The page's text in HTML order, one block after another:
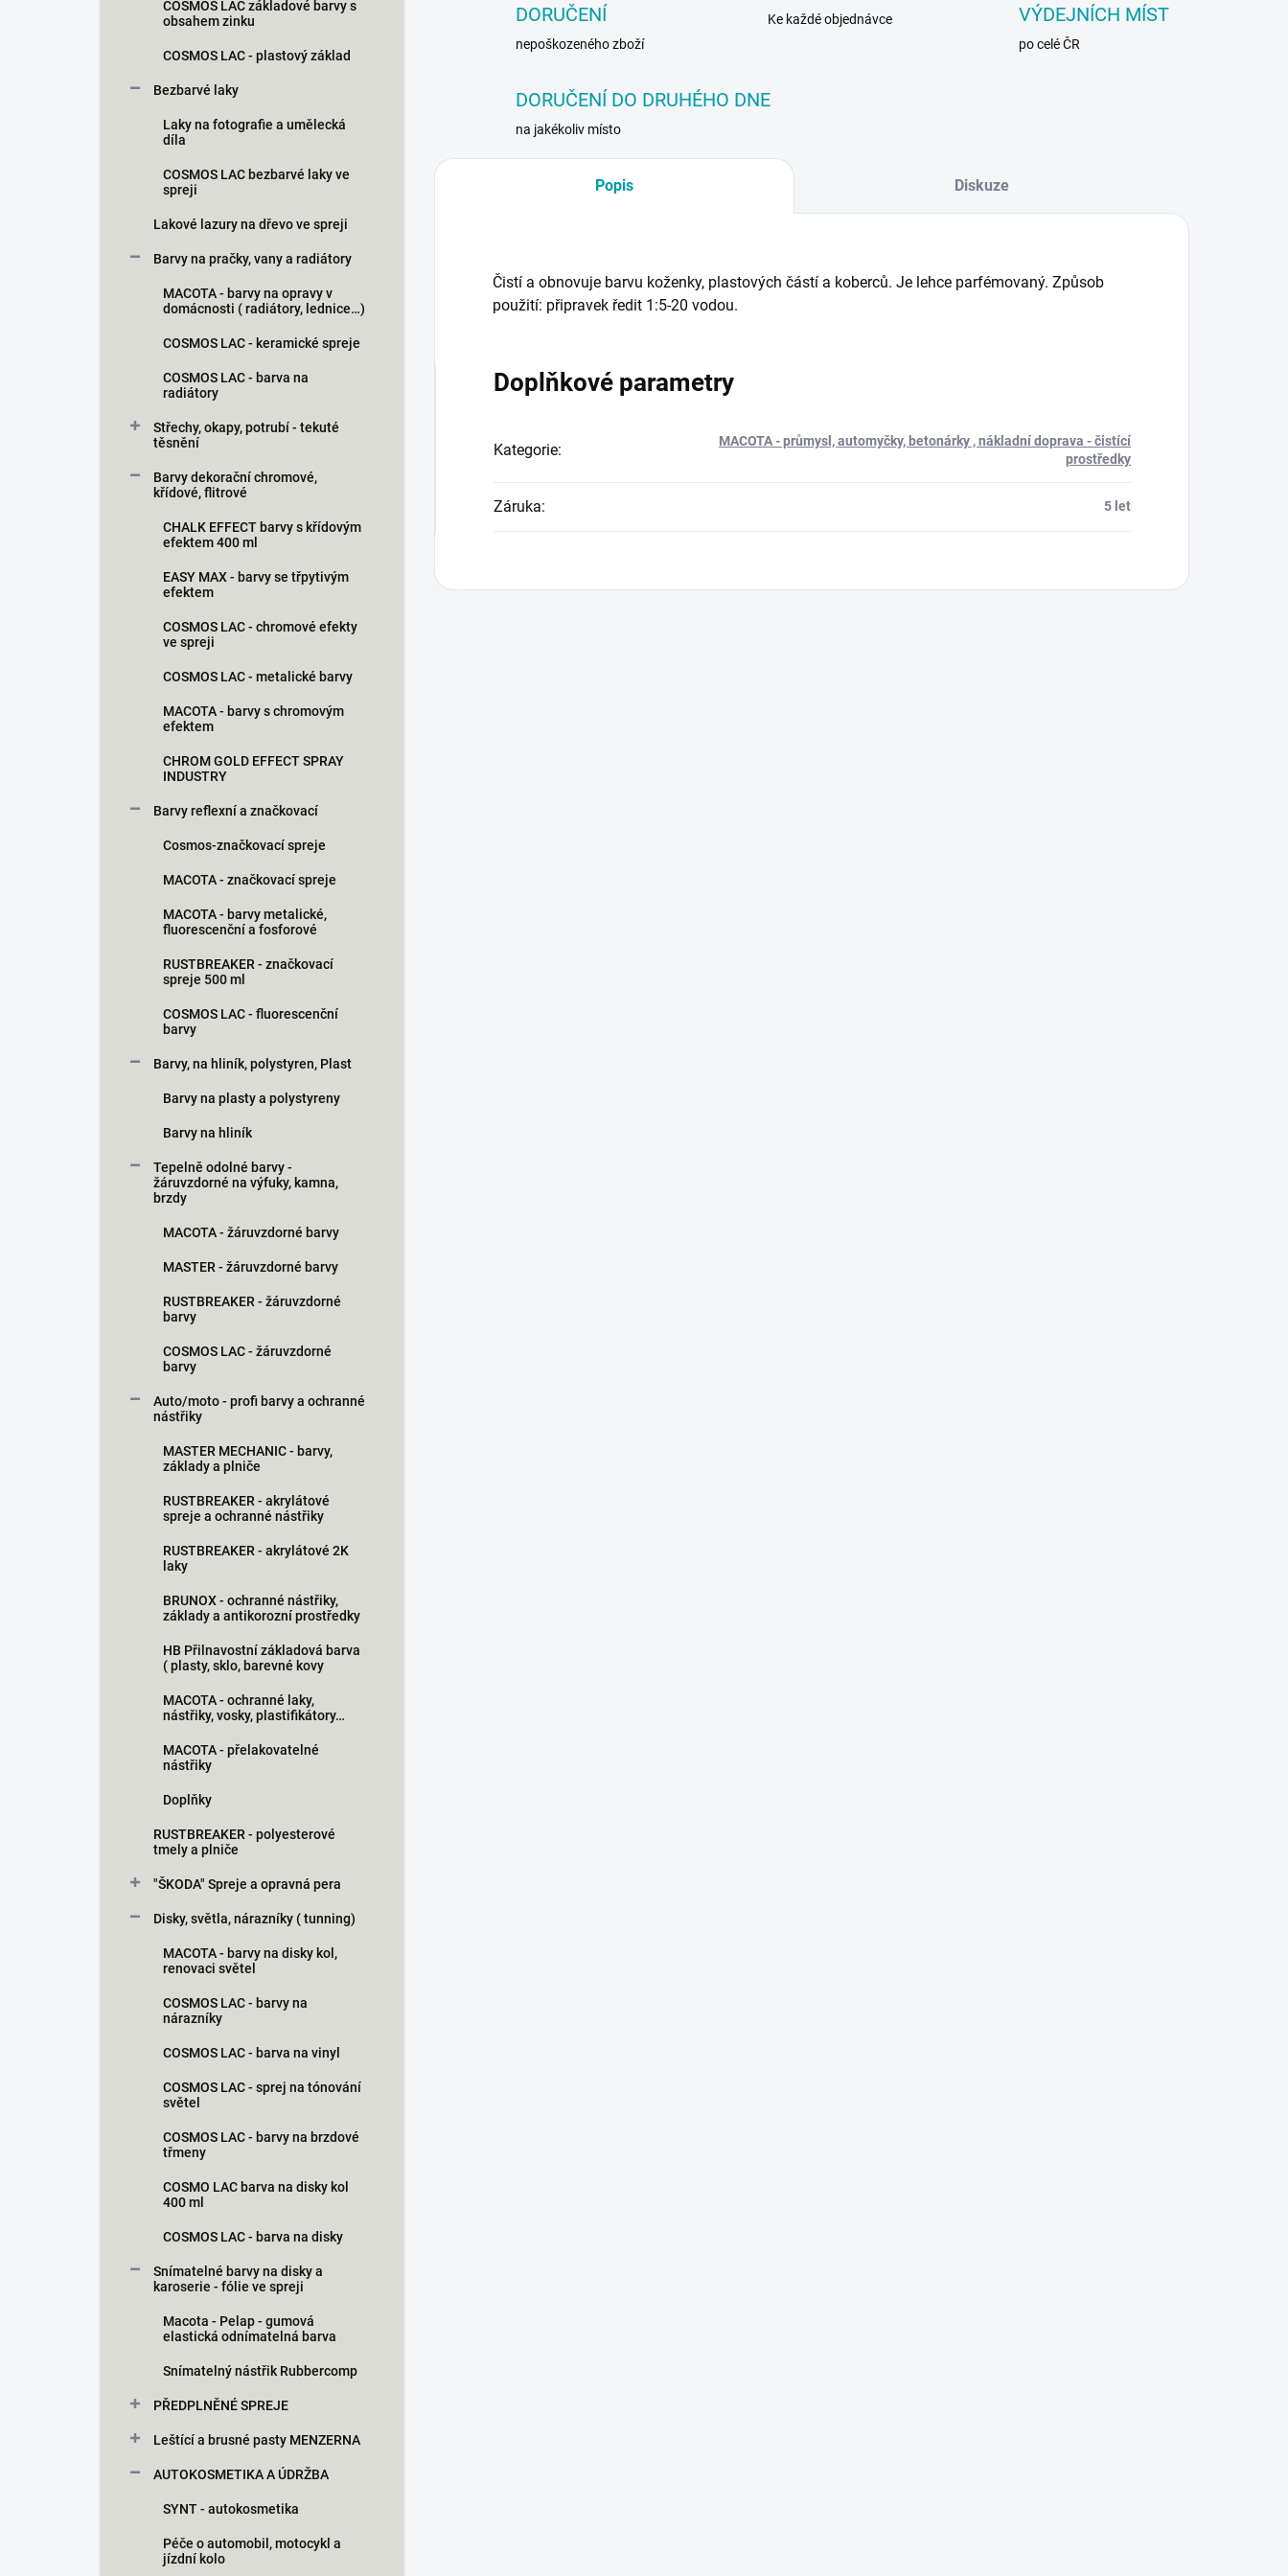
COSMOS LAC základové barvy s
obsahem zinku
COSMOS LAC - plastový základ
Bezbarvé laky
Laky na fotografie a umělecká
díla
COSMOS LAC bezbarvé laky ve
spreji
Lakové lazury na dřevo ve spreji
Barvy na pračky, vany a radiátory
MACOTA - barvy na opravy v
domácnosti ( radiátory, lednice…)
COSMOS LAC - keramické spreje
COSMOS LAC - barva na
radiátory
Střechy, okapy, potrubí - tekuté
těsnění
Barvy dekorační chromové,
křídové, flitrové
CHALK EFFECT barvy s křídovým
efektem 400 ml
EASY MAX - barvy se třpytivým
efektem
COSMOS LAC - chromové efekty
ve spreji
COSMOS LAC - metalické barvy
MACOTA - barvy s chromovým
efektem
CHROM GOLD EFFECT SPRAY
INDUSTRY
Barvy reflexní a značkovací
Cosmos-značkovací spreje
MACOTA - značkovací spreje
MACOTA - barvy metalické,
fluorescenční a fosforové
RUSTBREAKER - značkovací
spreje 500 ml
COSMOS LAC - fluorescenční
barvy
Barvy, na hliník, polystyren, Plast
Barvy na plasty a polystyreny
Barvy na hliník
Tepelně odolné barvy -
žáruvzdorné na výfuky, kamna,
brzdy
MACOTA - žáruvzdorné barvy
MASTER - žáruvzdorné barvy
RUSTBREAKER - žáruvzdorné
barvy
COSMOS LAC - žáruvzdorné
barvy
Auto/moto - profi barvy a ochranné
nástřiky
MASTER MECHANIC - barvy,
základy a plniče
RUSTBREAKER - akrylátové
spreje a ochranné nástřiky
RUSTBREAKER - akrylátové 2K
laky
BRUNOX - ochranné nástřiky,
základy a antikorozní prostředky
HB Přilnavostní základová barva
( plasty, sklo, barevné kovy
MACOTA - ochranné laky,
nástřiky, vosky, plastifikátory…
MACOTA - přelakovatelné
nástřiky
Doplňky
RUSTBREAKER - polyesterové
tmely a plniče
"ŠKODA" Spreje a opravná pera
Disky, světla, nárazníky ( tunning)
MACOTA - barvy na disky kol,
renovaci světel
COSMOS LAC - barvy na
nárazníky
COSMOS LAC - barva na vinyl
COSMOS LAC - sprej na tónování
světel
COSMOS LAC - barvy na brzdové
třmeny
COSMO LAC barva na disky kol
400 ml
COSMOS LAC - barva na disky
Snímatelné barvy na disky a
karoserie - fólie ve spreji
Macota - Pelap - gumová
elastická odnímatelná barva
Snímatelný nástřik Rubbercomp
PŘEDPLNĚNÉ SPREJE
Leštící a brusné pasty MENZERNA
AUTOKOSMETIKA A ÚDRŽBA
SYNT - autokosmetika
Péče o automobil, motocykl a
jízdní kolo
DORUČENÍ
nepoškozeného zboží
Ke každé objednávce
VÝDEJNÍCH MÍST
po celé ČR
DORUČENÍ DO DRUHÉHO DNE
na jakékoliv místo
Popis Diskuze
Čistí a obnovuje barvu koženky, plastových částí a koberců. Je lehce parfémovaný. Způsob
použití: připravek ředit 1:5-20 vodou.
Doplňkové parametry
Kategorie:
MACOTA - průmysl, automyčky, betonárky , nákladní doprava - čistící
prostředky
Záruka: 5 let